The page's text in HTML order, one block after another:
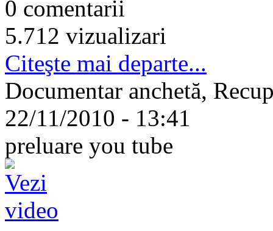
0 comentarii
5.712 vizualizari
Citeşte mai departe...
Documentar anchetă,
22/11/2010 - 13:41
preluare you tube